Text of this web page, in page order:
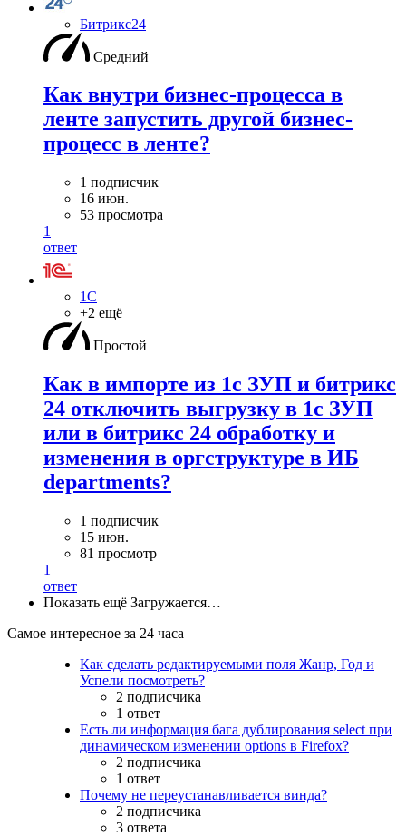
Битрикс24
Средний
Как внутри бизнес-процесса в
ленте запустить другой бизнес-
процесс в ленте?
1 подписчик
16 июн.
53 просмотра
1
ответ
1С
+2 ещё
Простой
Как в импорте из 1с ЗУП и битрикс
24 отключить выгрузку в 1с ЗУП
или в битрикс 24 обработку и
изменения в оргструктуре в ИБ
departments?
1 подписчик
15 июн.
81 просмотр
1
ответ
Показать ещё Загружается…
Самое интересное за 24 часа
Как сделать редактируемыми поля Жанр, Год и
Успели посмотреть?
2 подписчика
1 ответ
Есть ли информация бага дублирования select при
динамическом изменении options в Firefox?
2 подписчика
1 ответ
Почему не переустанавливается винда?
2 подписчика
3 ответа